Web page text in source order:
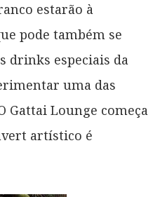
estarão à
pode também se
drinks especiais da
uma das
Gattai Lounge começa
artístico é